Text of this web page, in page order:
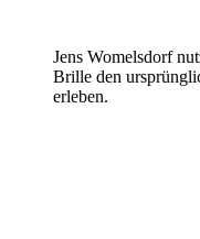
Jens Womelsdorf
Brille den
erleben.